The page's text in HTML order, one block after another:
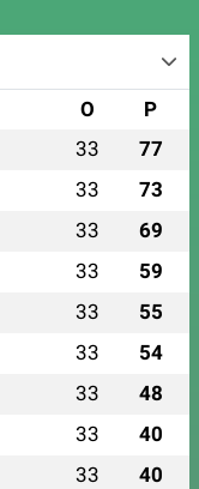
O P
33 77
33 73
33 69
33 59
33 55
33 54
33 48
33 40
33 40